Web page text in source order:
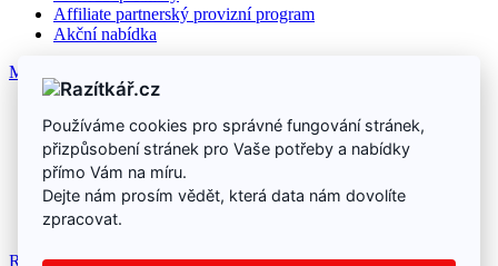
Affiliate partnerský provizní program
Akční nabídka
Můj účet
Historie objednávek
Seznam přání
Newsletter
Razítka, razítko online|Ubytování Dolní Morava|Dezinfekce a
Používáme cookies pro správné fungování stránek,
přizpůsobení stránek pro Vaše potřeby a nabídky
přímo Vám na míru.
Dejte nám prosím vědět, která data nám dovolíte
zpracovat.